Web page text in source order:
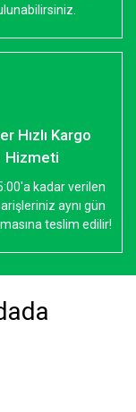
Hızlı Kargo
Hizmeti
kadar verilen
aynı gün
teslim edilir!